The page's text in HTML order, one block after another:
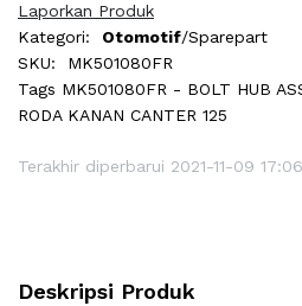
Laporkan Produk
Kategori:
Otomotif/Sparepart
SKU:
MK501080FR
Tags MK501080FR - BOLT HUB
RODA KANAN CANTER 125
Terakhir diperbarui 2021-11-09
Deskripsi Produk